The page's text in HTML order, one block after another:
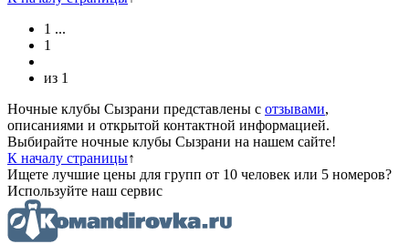
1 ...
1
из 1
Ночные клубы Сызрани представлены с отзывами,
описаниями и открытой контактной информацией.
Выбирайте ночные клубы Сызрани на нашем сайте!
К началу страницы↑
Ищете лучшие цены для групп от 10 человек или 5 номеров?
Используйте наш сервис